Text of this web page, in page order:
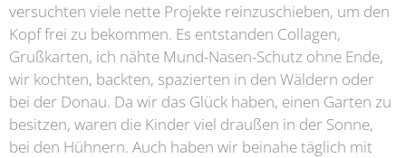
versuchten viele nette Projekte reinzuschieben, um den
Kopf frei zu bekommen. Es entstanden Collagen,
Grußkarten, ich nähte Mund-Nasen-Schutz ohne Ende,
wir kochten, backten, spazierten in den Wäldern oder
bei der Donau. Da wir das Glück haben, einen Garten zu
besitzen, waren die Kinder viel draußen in der Sonne,
bei den Hühnern. Auch haben wir beinahe täglich mit